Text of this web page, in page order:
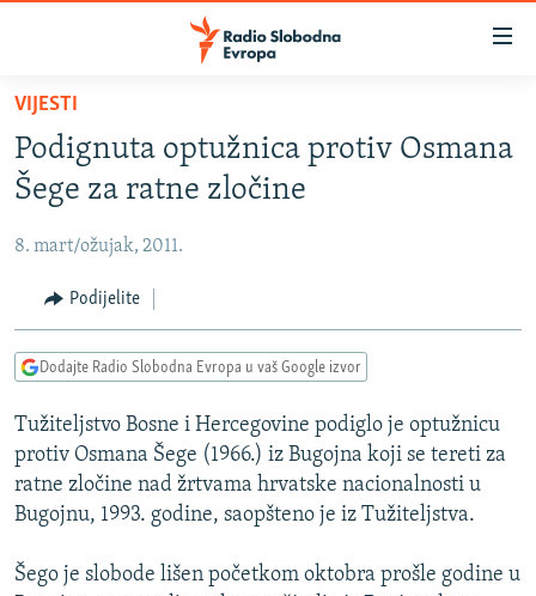
Pređite
glavni
sadržaj
Pređite
na
navigaciju
Pređite
na
VIJESTI
BOSNA I HERCEGOVINA
SRBIJA
KOSOVO
CRNA GORA
VIDEO
FOTOGALERIJE
INFOGRAFIKE
PODCASTI
RAT U UKRAJINI
KINA NA BALKANU
RSE PRIČE IZ SVIJETA
ISPRIČAJ MI
VIJESTI
Podignuta optužnica protiv Osmana
Šege za ratne zločine
8. mart/ožujak, 2011.
Podijelite
Dodajte Radio Slobodna Evropa u vaš Google izvor
Tužiteljstvo Bosne i Hercegovine podiglo je optužnicu
protiv Osmana Šege (1966.) iz Bugojna koji se tereti za
ratne zločine nad žrtvama hrvatske nacionalnosti u
Bugojnu, 1993. godine, saopšteno je iz Tužiteljstva.
Šego je slobode lišen početkom oktobra prošle godine u